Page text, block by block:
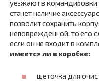
уезжают в
станет наличие
позволит сохранить
неповрежденной, то его
если он не входит в
имеется ли в коробке:
щеточка для